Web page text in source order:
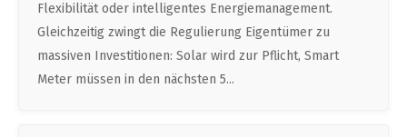
the Difference?
Guide to Hiring Employees in Germany
Guide to Hiring Freelancers in Germany
Flexibilität oder intelligentes Energiemanagement.
Gleichzeitig zwingt die Regulierung Eigentümer zu
massiven Investitionen: Solar wird zur Pflicht, Smart
Meter müssen in den nächsten 5...